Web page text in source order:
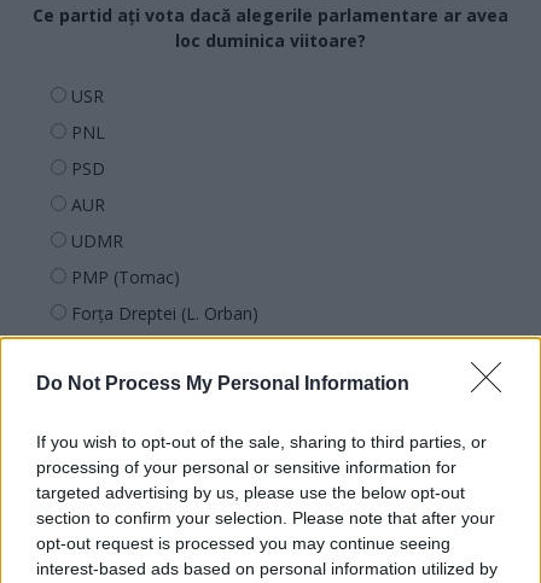
Do Not Process My Personal Information
If you wish to opt-out of the sale, sharing to third parties, or
processing of your personal or sensitive information for
targeted advertising by us, please use the below opt-out
section to confirm your selection. Please note that after your
opt-out request is processed you may continue seeing
interest-based ads based on personal information utilized by
Ce partid ați vota dacă alegerile parlamentare ar avea
loc duminica viitoare?
USR
PNL
PSD
AUR
UDMR
PMP (Tomac)
Forța Dreptei (L. Orban)
REPER
SOS (Șoșoacă)
POT (Gavrilă)
PACE (Peia)
Acțiunea Conservatoare (Târziu)